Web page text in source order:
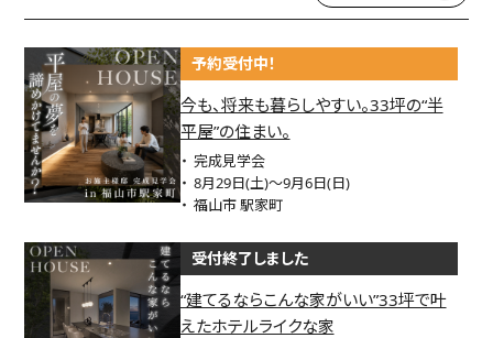
予約受付中！
今も、将来も暮らしやすい。33坪の“半
平屋”の住まい。
完成見学会
8月29日(土)〜9月6日(日)
福山市 駅家町
受付終了しました
“建てるならこんな家がいい”33坪で叶
えたホテルライクな家